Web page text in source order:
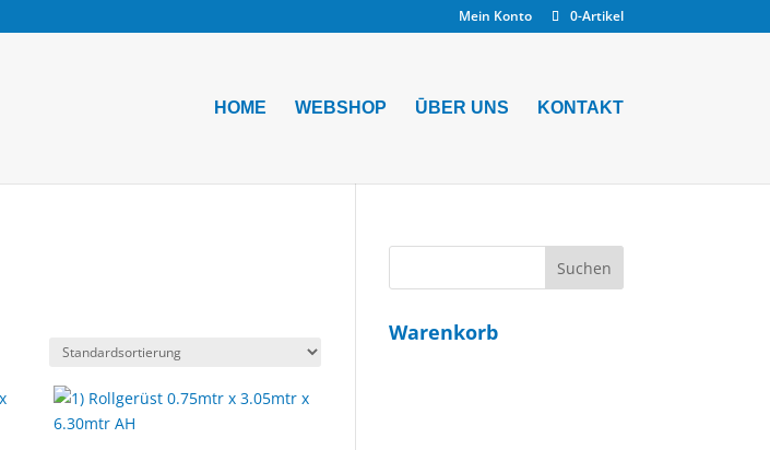
Mein Konto 0-Artikel
HOME WEBSHOP ŪBER UNS KONTAKT
Warenkorb